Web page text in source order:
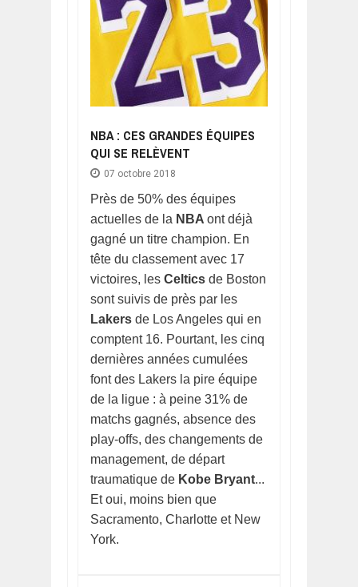
NBA : CES GRANDES ÉQUIPES
QUI SE RELÈVENT
07 octobre 2018
Près de 50% des équipes
actuelles de la NBA ont déjà
gagné un titre champion. En
tête du classement avec 17
victoires, les Celtics de Boston
sont suivis de près par les
Lakers de Los Angeles qui en
comptent 16. Pourtant, les cinq
dernières années cumulées
font des Lakers la pire équipe
de la ligue : à peine 31% de
matchs gagnés, absence des
play-offs, des changements de
management, de départ
traumatique de Kobe Bryant...
Et oui, moins bien que
Sacramento, Charlotte et New
York.